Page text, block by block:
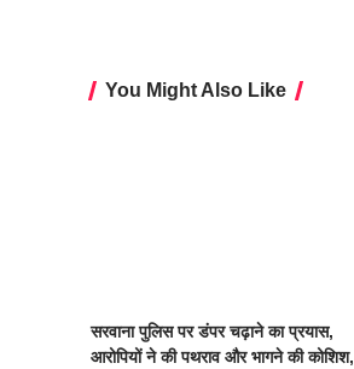
You Might Also Like
सरवाना पुलिस पर डंपर चढ़ाने का प्रयास,
आरोपियों ने की पथराव और भागने की कोशिश,